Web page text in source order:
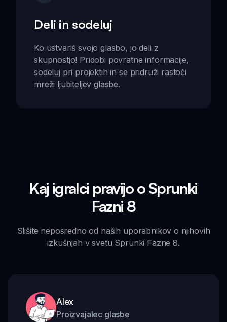
Deli in sodeluj
Ko ustvariš svojo glasbo, jo deli z
skupnostjo! Pridobi povratne informacije,
sodeluj pri projektih in se pridruži rastoči
mreži ljubiteljev glasbe.
Kaj igralci pravijo o Sprunki
Fazni 8
Slišite neposredno od naših uporabnikov o njihovih
izkušnjah v svetu Sprunki Fazne 8.
Alex
Proizvajalec glasbe